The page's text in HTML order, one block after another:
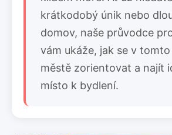
krátkodobý únik nebo
domov, naše průvodce
vám ukáže, jak se v
městě zorientovat a najít
místo k bydlení.